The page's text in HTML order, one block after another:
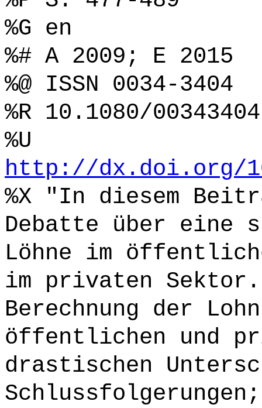
%G en
%# A 2009; E 2015
%@ ISSN 0034-3404
%R 10.1080/
%U
http://dx.doi.org/
%X "In diesem
Debatte über eine
Löhne im
im privaten Sektor.
Berechnung der
öffentlichen und
drastischen